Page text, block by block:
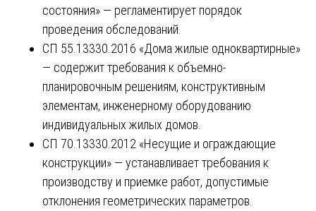
состояния» — регламентирует порядок
проведения обследований.
СП 55.13330.2016 «Дома жилые одноквартирные»
— содержит требования к объемно-
планировочным решениям, конструктивным
элементам, инженерному оборудованию
индивидуальных жилых домов.
СП 70.13330.2012 «Несущие и ограждающие
конструкции» — устанавливает требования к
производству и приемке работ, допустимые
отклонения геометрических параметров.